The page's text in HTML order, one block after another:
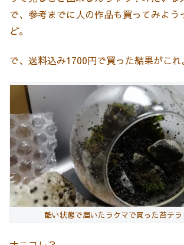
で、参考までに人の作品も買ってみよう
ど。
で、送料込み1700円で買った結果がこれ
酷い状態で届いたラクマで買った苔テラ